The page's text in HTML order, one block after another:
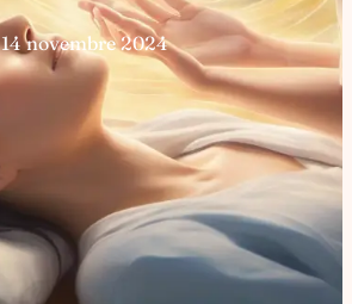
14 novembre 2024